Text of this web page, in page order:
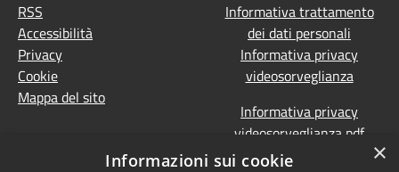
RSS
Accessibilità
Privacy
Cookie
Mappa del sito
Informativa trattamento
dei dati personali
Informativa privacy
videosorveglianza
Informativa privacy
videosorveglianza pdf
Dichiarazione di
×
Informazioni sui cookie